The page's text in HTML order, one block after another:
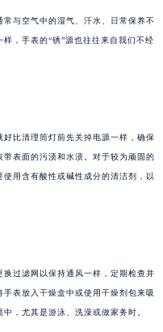
与空气中的湿气、汗水、日常保养不
，手表的“锈”源也往往来自我们不经
比清理筒灯前先关掉电源一样，确保
表面的污渍和水渍。对于较为顽固的
用含有酸性或碱性成分的清洁剂，以
过滤网以保持通风一样，定期检查并
表放入干燥盒中或使用干燥剂包来吸
，尤其是游泳、洗澡或做家务时。